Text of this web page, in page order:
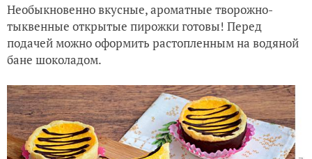
Необыкновенно вкусные, ароматные творожно-
тыквенные открытые пирожки готовы! Перед
подачей можно оформить растопленным на водяной
бане шоколадом.